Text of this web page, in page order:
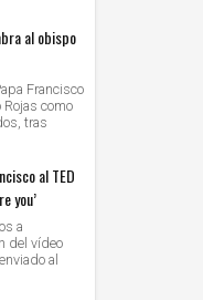
al obispo
Francisco
como
tras
al TED
you’
a
del vídeo
al